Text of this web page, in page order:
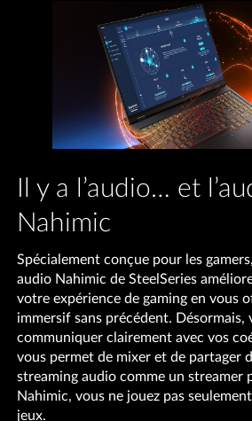
Il y a l’audio… et
Nahimic
Spécialement conçue pour les
audio Nahimic de SteelSeries
votre expérience de gaming en vous
immersif sans précédent. Désormais,
communiquer clairement avec vos
vous permet de mixer et de partager
streaming audio comme un streamer
Nahimic, vous ne jouez pas
jeux.